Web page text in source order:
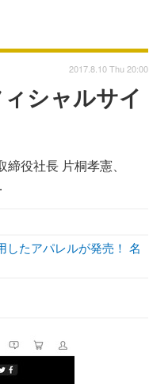
シャルサイ
役社長 片桐孝憲、
2017.8.10 Thu 20:00
したアパレルが発売！ 名